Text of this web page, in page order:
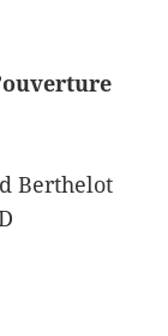
Berthelot